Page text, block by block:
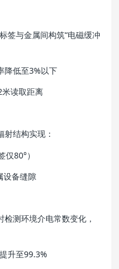
签与金属间构筑“电磁缓冲
降低至3%以下
读取距离
结构实现：
80°）
设备缝隙
测环境介电常数变化，
升至99.3%